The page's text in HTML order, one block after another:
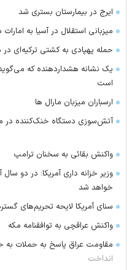
ایرج در بیمارستان بستری شد
میزبانی استقلال در آسیا به
حمله پهپادی به کشتی ترکیه‌ای در
یک نشانه هشداردهنده که
است
ارسباران میزبان مارال ها
آتش‌سوزی دستگاه خنک‌کننده در
واکنش بقائی به سخنان ترامپ
وزیر خزانه داری آمریکا: در دو
خواهد شد
سنای آمریکا لایحه تحریم‌های
واکنش عراقچی به توافقنامه مکه
مقاومت عراق پاسخ به حملات به
انداخت